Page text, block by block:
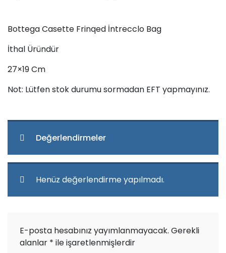
Bottega Casette Frinqed İntrecclo Bag
İthal Üründür
27×19 Cm
Not: Lütfen stok durumu sormadan EFT yapmayınız.
Değerlendirmeler
Henüz değerlendirme yapılmadı.
E-posta hesabınız yayımlanmayacak. Gerekli
alanlar * ile işaretlenmişlerdir